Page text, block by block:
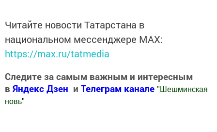
Читайте новости Татарстана в
национальном мессенджере MАХ:
https://max.ru/tatmedia
Следите за самым важным и интересным
в Яндекс Дзен и Телеграм канале "Шешминская
новь"